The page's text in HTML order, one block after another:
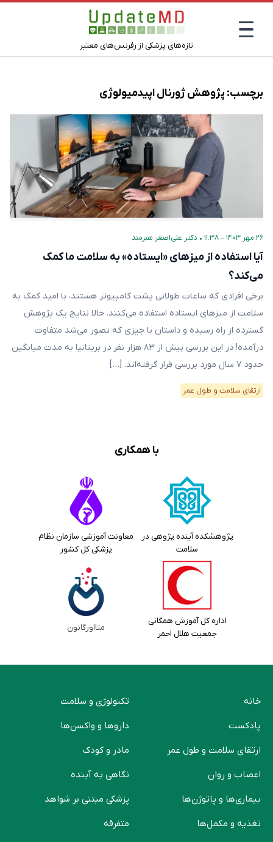
تازه‌های پزشکی از رفرنس‌های معتبر
برچسب: پژوهش ژورنال اپیدمیولوژی
۲۶ مهر ۱۴۰۳ – ۱۱:۳۸ • دکتر علی‌اصغر هنرمند
آیا استفاده از میزهای «ایستاده» به سلامت ما کمک
می‌کند؟
برخی افرادی که ساعات طولانی پشت کامپیوتر هستند، با امید کمک به
سلامت از میزهای ایستاده استفاده می‌کنند. حالا نتایج یک پژوهش
گسترده از راه رسیده و داستان با چیزی که تصور می‌شد متفاوت
درآمده! در این بررسی بیش از ۸۳ هزار نفر در بریتانیا به مدت میانگین
حدود ۷ سال مورد بررسی قرار گرفته‌اند. […]
ارتقای سلامت و طول عمر
با همکاری
پژوهشکده آینده پژوهی در
سلامت
معاونت آموزشی سازمان نظام
پزشکی کل کشور
اداره کل آموزش همگانی
جمعیت هلال احمر
متااورگانون
خانه
پادکست
ارتقای سلامت و طول عمر
اعصاب و روان
بیماری‌ها و پاتوژن‌ها
تغذیه و مکمل‌ها
تکنولوژی و سلامت
دارو‌ها و واکسن‌ها
مادر و کودک
نگاهی به آینده
پزشکی مبتنی بر شواهد
متفرقه